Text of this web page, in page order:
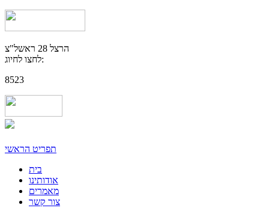
הרצל 28 ראשל"צ
לחצו לחיוג:
8523
תפריט הראשי
בית
אודותינו
מאמרים
צור קשר